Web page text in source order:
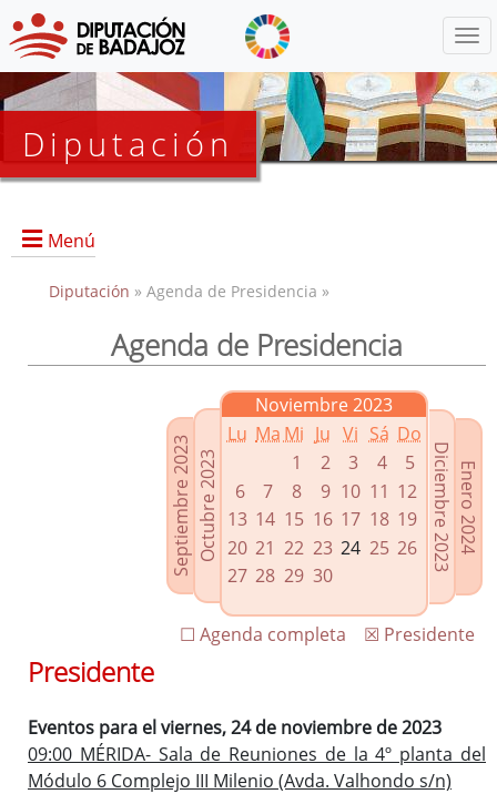
Diputación
Menú
Presidencia
Enlaces relacionados
Agenda de Presidencia
Plenos provinciales y Juntas de gobierno
Oficina de Proyectos Europeos
Diputación » Agenda de Presidencia »
Agenda de Presidencia
Septiembre 2023Octubre 2023
Noviembre 2023
Lu Ma Mi Ju Vi Sá Do
1
2 3 4
5
6
7 8 9 10 11 12
13 14 15 16 17 18 19
20 21 22 23 24 25 26
27 28 29 30
Enero 2024
Diciembre 2023
☒ Presidente
☐ Agenda completa
Presidente
Eventos para el viernes, 24 de noviembre de 2023
09:00 MÉRIDA- Sala de Reuniones de la 4º planta del
Módulo 6 Complejo III Milenio (Avda. Valhondo s/n)